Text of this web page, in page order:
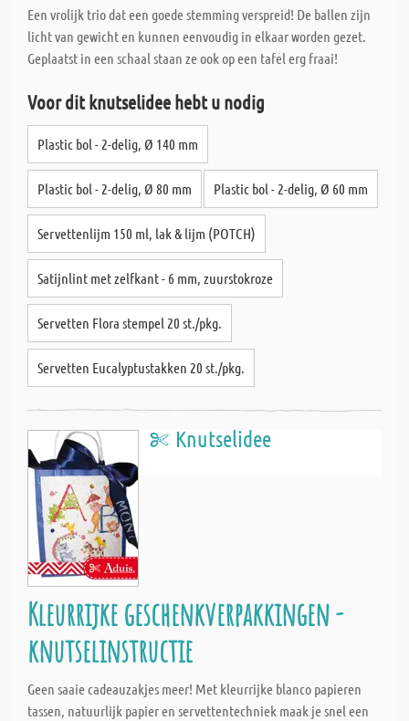
Een vrolijk trio dat een goede stemming verspreid! De ballen zijn
licht van gewicht en kunnen eenvoudig in elkaar worden gezet.
Geplaatst in een schaal staan ze ook op een tafel erg fraai!
Voor dit knutselidee hebt u nodig
Plastic bol - 2-delig, Ø 140 mm
Plastic bol - 2-delig, Ø 80 mm Plastic bol - 2-delig, Ø 60 mm
Servettenlijm 150 ml, lak & lijm (POTCH)
Satijnlint met zelfkant - 6 mm, zuurstokroze
Servetten Flora stempel 20 st./pkg.
Servetten Eucalyptustakken 20 st./pkg.
Knutselidee
Kleurrijke geschenkverpakkingen -
knutselinstructie
Geen saaie cadeauzakjes meer! Met kleurrijke blanco papieren
tassen, natuurlijk papier en servettentechniek maak je snel een